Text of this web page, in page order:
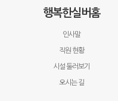
행복한실버홈
인사말
직원 현황
시설 둘러보기
오시는 길